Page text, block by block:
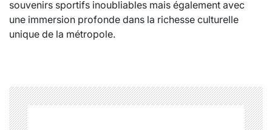
souvenirs sportifs inoubliables mais également avec
une immersion profonde dans la richesse culturelle
unique de la métropole.